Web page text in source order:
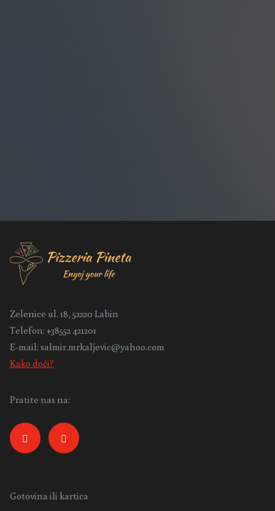
Zelenice ul. 18, 52220 Labin
Telefon: +38552 421201
E-mail: salmir.mrkaljevic@yahoo.com
Kako doći?
Pratite nas na:
Gotovina ili kartica